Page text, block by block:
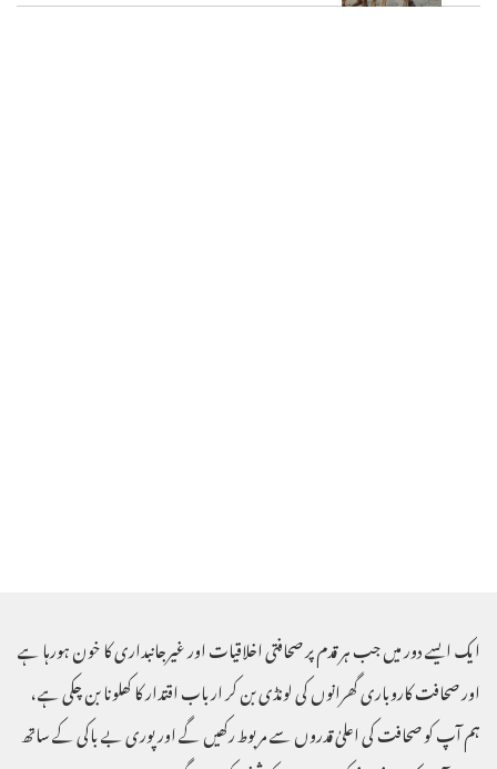
ایک ایسے دور میں جب ہر قدم پر صحافتی اخلاقیات اور غیرجانبداری کا خون ہورہا ہے
اور صحافت کاروباری گھرانوں کی لونڈی بن کر ارباب اقتدار کا کھلونا بن چکی ہے ،
ہم آپ کو صحافت کی اعلیٰ قدروں سے مربوط رکھیں گے اور پوری بے باکی کے ساتھ